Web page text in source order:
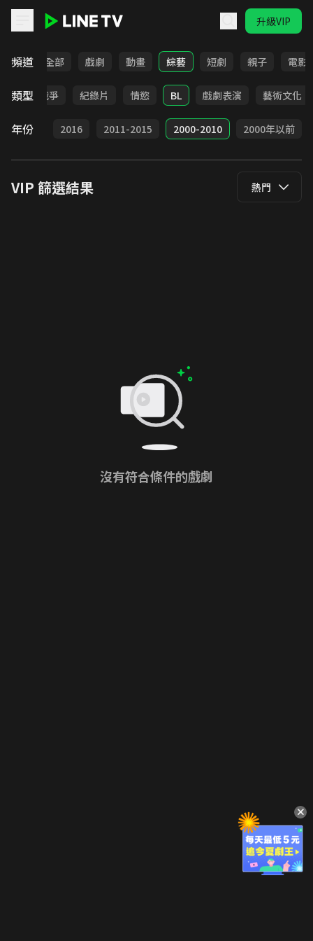
升級VIP
頻道 全部 戲劇 動畫 綜藝 短劇 親子 電影
類型
幻 戰爭 紀錄片 情慾 BL 戲劇表演 藝術文化
年份
2017 2016 2011-2015 2000-2010 2000年以前
VIP 篩選結果 熱門
沒有符合條件的戲劇